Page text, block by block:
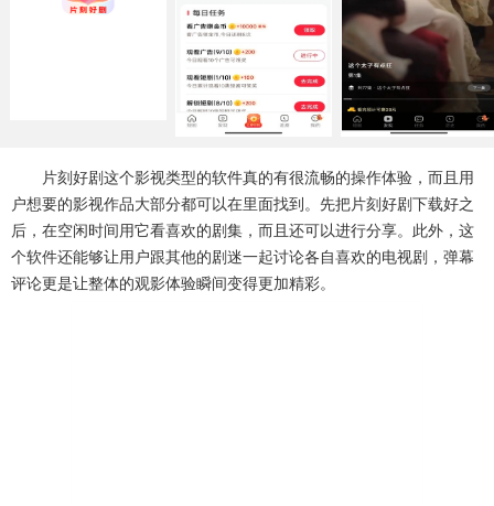
健康医疗
53款应用
ai工具
334款应用
片刻好剧这个影视类型的软件真的有很流畅的操作体验，而且用
户想要的影视作品大部分都可以在里面找到。先把片刻好剧下载好之
后，在空闲时间用它看喜欢的剧集，而且还可以进行分享。此外，这
个软件还能够让用户跟其他的剧迷一起讨论各自喜欢的电视剧，弹幕
评论更是让整体的观影体验瞬间变得更加精彩。